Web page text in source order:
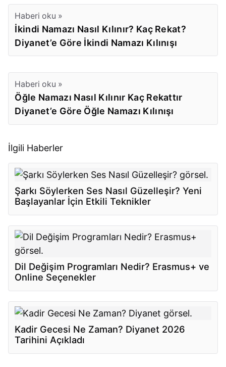
Haberi oku »
İkindi Namazı Nasıl Kılınır? Kaç Rekat?
Diyanet’e Göre İkindi Namazı Kılınışı
Haberi oku »
Öğle Namazı Nasıl Kılınır Kaç Rekattır
Diyanet’e Göre Öğle Namazı Kılınışı
İlgili Haberler
Şarkı Söylerken Ses Nasıl Güzelleşir? Yeni
Başlayanlar İçin Etkili Teknikler
Dil Değişim Programları Nedir? Erasmus+ ve
Online Seçenekler
Kadir Gecesi Ne Zaman? Diyanet 2026
Tarihini Açıkladı